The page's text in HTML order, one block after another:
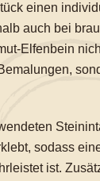
einen
auch bei
Elfenbein
sodass
ist.